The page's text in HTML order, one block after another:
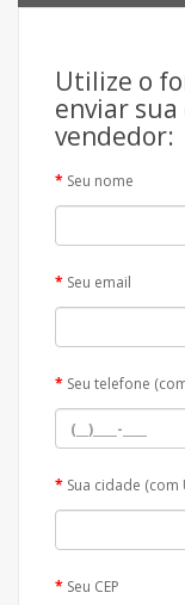
Utilize o
enviar
vendedor:
Seu nome
Seu email
Seu telefone
Sua cidade (com
Seu CEP